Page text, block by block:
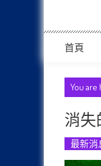
首頁
You are
消失
最新消